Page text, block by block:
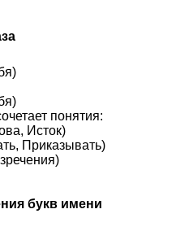
понятия:
Исток)
Приказывать)
букв имени